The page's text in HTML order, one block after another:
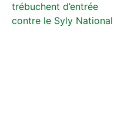
trébuchent d’entrée
contre le Syly National